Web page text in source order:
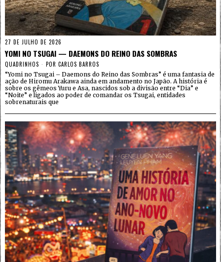
27 DE JULHO DE 2026
YOMI NO TSUGAI — DAEMONS DO REINO DAS SOMBRAS
QUADRINHOS POR CARLOS BARROS
“Yomi no Tsugai – Daemons do Reino das Sombras” é uma fantasia de
ação de Hiromu Arakawa ainda em andamento no Japão. A história é
sobre os gêmeos Yuru e Asa, nascidos sob a divisão entre “Dia” e
“Noite” e ligados ao poder de comandar os Tsugai, entidades
sobrenaturais que